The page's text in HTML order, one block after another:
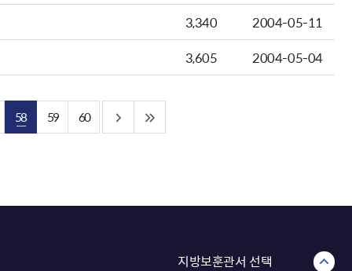
3,340
2004-05-11
3,605
2004-05-04
58 59 60
지방보훈관서 선택